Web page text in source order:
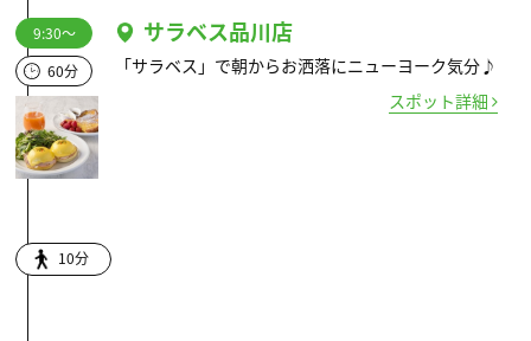
9:30～
60分
サラベス品川店
「サラベス」で朝からお洒落にニューヨーク気分♪
スポット詳細
10分